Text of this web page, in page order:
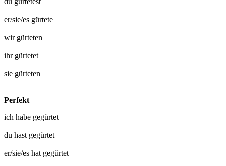
er/sie/es gürtete
wir gürteten
ihr gürtetet
sie gürteten
Perfekt
ich habe gegürtet
du hast gegürtet
er/sie/es hat gegürtet